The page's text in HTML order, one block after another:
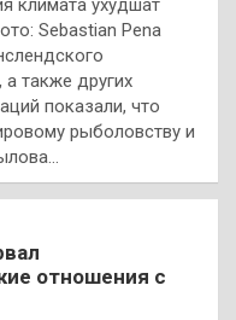
климата ухудшат
Sebastian Pena
а также других
показали, что
рыболовству и
отношения с